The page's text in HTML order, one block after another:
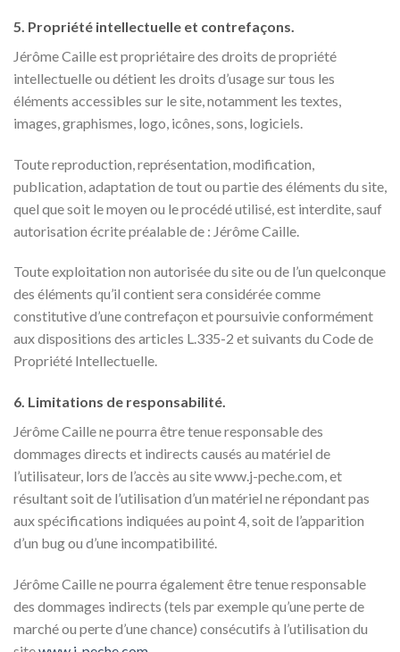
5. Propriété intellectuelle et contrefaçons.
Jérôme Caille est propriétaire des droits de propriété
intellectuelle ou détient les droits d’usage sur tous les
éléments accessibles sur le site, notamment les textes,
images, graphismes, logo, icônes, sons, logiciels.
Toute reproduction, représentation, modification,
publication, adaptation de tout ou partie des éléments du site,
quel que soit le moyen ou le procédé utilisé, est interdite, sauf
autorisation écrite préalable de : Jérôme Caille.
Toute exploitation non autorisée du site ou de l’un quelconque
des éléments qu’il contient sera considérée comme
constitutive d’une contrefaçon et poursuivie conformément
aux dispositions des articles L.335-2 et suivants du Code de
Propriété Intellectuelle.
6. Limitations de responsabilité.
Jérôme Caille ne pourra être tenue responsable des
dommages directs et indirects causés au matériel de
l’utilisateur, lors de l’accès au site www.j-peche.com, et
résultant soit de l’utilisation d’un matériel ne répondant pas
aux spécifications indiquées au point 4, soit de l’apparition
d’un bug ou d’une incompatibilité.
Jérôme Caille ne pourra également être tenue responsable
des dommages indirects (tels par exemple qu’une perte de
marché ou perte d’une chance) consécutifs à l’utilisation du